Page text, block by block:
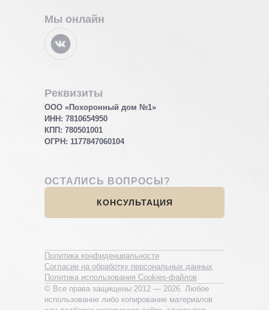
Мы онлайн
ОСТАЛИСЬ ВОПРОСЫ?
КОНСУЛЬТАЦИЯ
Политика конфиденциальности
Согласие на обработку персональных данных
Политика использования Cookies-файлов
© Все права защищены 2012 — 2026. Любое
использование либо копирование материалов
Реквизиты
ООО «Похоронный дом №1»
ИНН: 7810654950
КПП: 780501001
ОГРН: 1177847060104